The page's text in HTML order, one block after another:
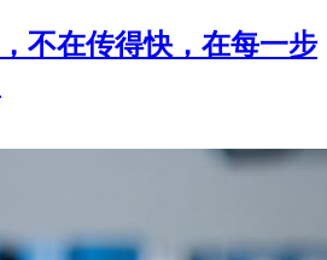
不在传得快，在每一步